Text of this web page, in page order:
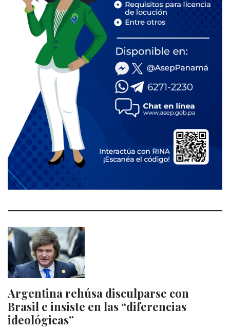
Argentina rehúsa disculparse con
Brasil e insiste en las “diferencias
ideológicas”